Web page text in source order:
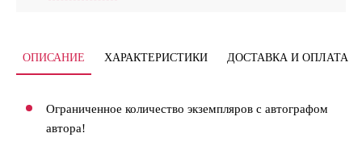
ОПИСАНИЕ ХАРАКТЕРИСТИКИ ДОСТАВКА И ОПЛАТА
Ограниченное количество экземпляров с автографом
автора!